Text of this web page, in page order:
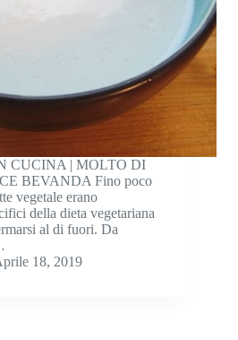
CUCINA | MOLTO DI
BEVANDA Fino poco
vegetale erano
della dieta vegetariana
al di fuori. Da
18, 2019